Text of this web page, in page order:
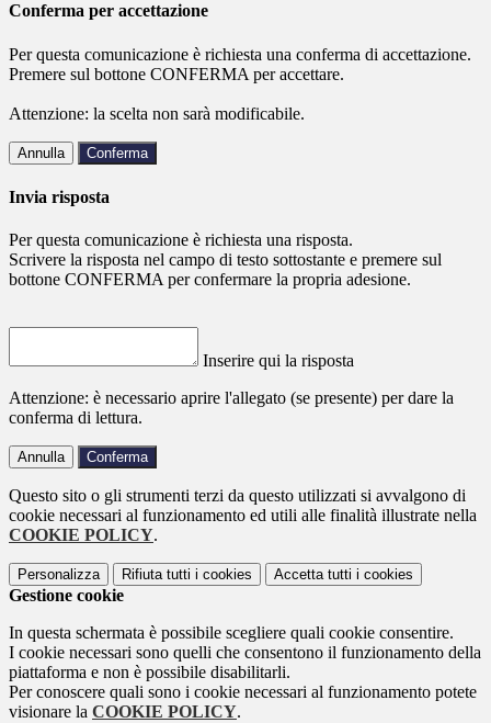
Conferma per accettazione
Per questa comunicazione è richiesta una conferma di accettazione.
Premere sul bottone CONFERMA per accettare.
Attenzione: la scelta non sarà modificabile.
Annulla Conferma
Invia risposta
Per questa comunicazione è richiesta una risposta.
Scrivere la risposta nel campo di testo sottostante e premere sul
bottone CONFERMA per confermare la propria adesione.
Inserire qui la risposta
Attenzione: è necessario aprire l'allegato (se presente) per dare la
conferma di lettura.
Annulla Conferma
Questo sito o gli strumenti terzi da questo utilizzati si avvalgono di
cookie necessari al funzionamento ed utili alle finalità illustrate nella
COOKIE POLICY.
Personalizza Rifiuta tutti i cookies Accetta tutti i cookies
Gestione cookie
In questa schermata è possibile scegliere quali cookie consentire.
I cookie necessari sono quelli che consentono il funzionamento della
piattaforma e non è possibile disabilitarli.
Per conoscere quali sono i cookie necessari al funzionamento potete
visionare la COOKIE POLICY.